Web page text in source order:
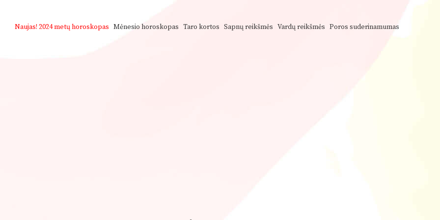
Naujas! 2024 metų horoskopas Mėnesio horoskopas Taro kortos Sapnų reikšmės Vardų reikšmės Poros suderinamumas